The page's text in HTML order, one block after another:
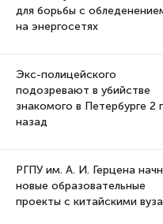
для борьбы с
на энергосетях
Экс-полицейского
подозревают в убийстве
знакомого в Петербурге 2
назад
РГПУ им. А. И. Герцена
новые образовательные
проекты с китайскими